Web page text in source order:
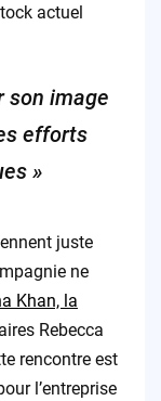
actuel
son image
efforts
»
juste
ne
Khan, la
Rebecca
rencontre est
l’entreprise